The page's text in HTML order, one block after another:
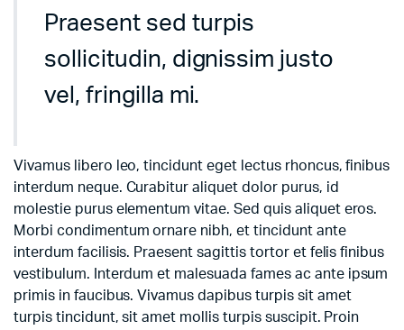
Praesent sed turpis
sollicitudin, dignissim justo
vel, fringilla mi.
Vivamus libero leo, tincidunt eget lectus rhoncus, finibus
interdum neque. Curabitur aliquet dolor purus, id
molestie purus elementum vitae. Sed quis aliquet eros.
Morbi condimentum ornare nibh, et tincidunt ante
interdum facilisis. Praesent sagittis tortor et felis finibus
vestibulum. Interdum et malesuada fames ac ante ipsum
primis in faucibus. Vivamus dapibus turpis sit amet
turpis tincidunt, sit amet mollis turpis suscipit. Proin